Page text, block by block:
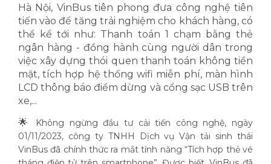
Hà Nội, VinBus tiên phong đưa công nghệ tiên
tiến vào để tăng trải nghiệm cho khách hàng, có
thể kể tới như: Thanh toán 1 chạm bằng thẻ
ngân hàng - đồng hành cùng người dân trong
việc xây dựng thói quen thanh toán không tiền
mặt, tích hợp hệ thống wifi miễn phí, màn hình
LCD thông báo điểm dừng và cổng sạc USB trên
xe,...
🌟
Không ngừng đầu tư cải tiến công nghệ, ngày
01/11/2023, công ty TNHH Dịch vụ Vận tải sinh thái
VinBus đã chính thức ra mắt tính năng “Tích hợp thẻ vé